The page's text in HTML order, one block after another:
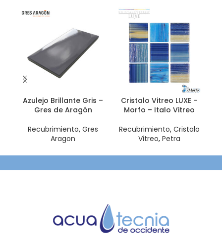
Azulejo Brillante Gris –
Gres de Aragón
Recubrimiento, Gres
Aragon
Cristalo Vitreo LUXE –
Morfo – Italo Vitreo
Recubrimiento, Cristalo
Vitreo, Petra